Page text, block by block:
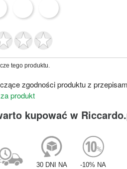
tego produktu.
zgodności produktu z
produkt
kupować w
30 DNI NA
-10% NA